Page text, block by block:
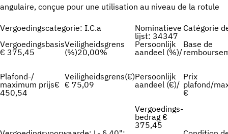
angulaire, conçue pour une utilisation au niveau de la rotule
Vergoedingscategorie: I.C.a
Nominatieve
lijst: 34347
Catégorie
Vergoedingsbasis
€ 375,45
Veiligheidsgrens
(%)20,00%
Persoonlijk
aandeel (%)/
Base de
Plafond-/
maximum prijs€
450,54
Veiligheidsgrens(€)
€ 75,09
Persoonlijk
aandeel (€)/
Prix
plafond/
€
Vergoedings-
bedrag €
375,45